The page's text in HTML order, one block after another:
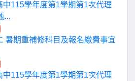
中115學年度第1學期第1次代理
...
暑期重補修科目及報名繳費事宜
中115學年度第1學期第1次代理